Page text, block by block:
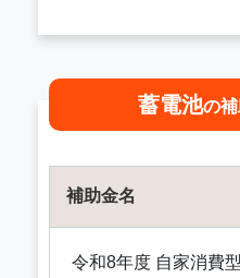
蓄電池の
補助金名
令和8年度 自家消費